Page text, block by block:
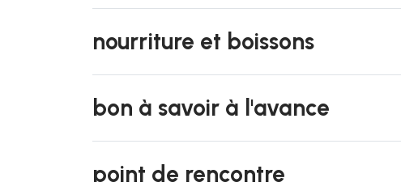
nourriture et boissons
bon à savoir à l'avance
point de rencontre